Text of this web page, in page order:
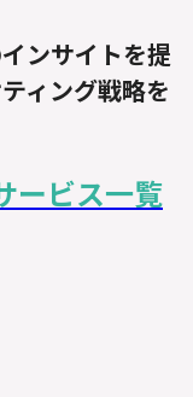
ンサイトを提
ィング戦略を
ービス一覧